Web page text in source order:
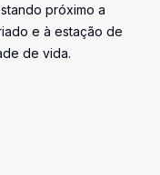
próximo a
e à estação de
de vida.